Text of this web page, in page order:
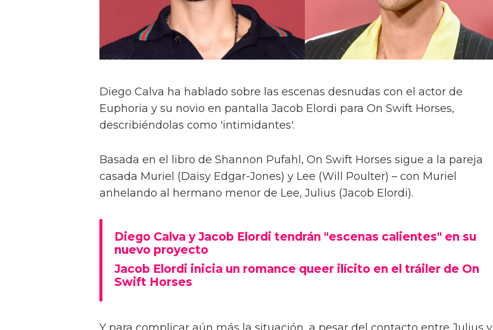
Diego Calva ha hablado sobre las escenas desnudas con el actor de
Euphoria y su novio en pantalla Jacob Elordi para On Swift Horses,
describiéndolas como 'intimidantes'.
Basada en el libro de Shannon Pufahl, On Swift Horses sigue a la pareja
casada Muriel (Daisy Edgar-Jones) y Lee (Will Poulter) – con Muriel
anhelando al hermano menor de Lee, Julius (Jacob Elordi).
Diego Calva y Jacob Elordi tendrán "escenas calientes" en su
nuevo proyecto
Jacob Elordi inicia un romance queer ilícito en el tráiler de On
Swift Horses